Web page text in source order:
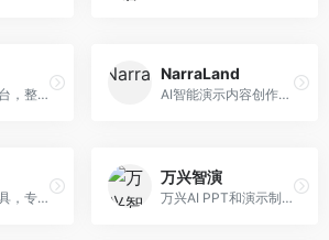
AI PPT生成平台，整合知识库与创作功能。面向职场人士，支持内容检索、PPT生成、设计优化等服务，知识整合能力强。
NarraLand
AI智能演示内容创作平台，专注于叙事演示。面向内容创作者，提供故事创作、演示生成、动画设计等服务，演示内容生动有趣。
AI PPT生成工具，专注于演示文稿智能创作。面向职场人士，支持主题输入、内容生成、设计美化等功能，PPT制作效率高。
万兴智演
万兴AI PPT和演示制作软件，整合视频演示功能。面向职场人士和教育工作者，提供PPT生成、演示录制、视频制作等服务，演示功能完善。